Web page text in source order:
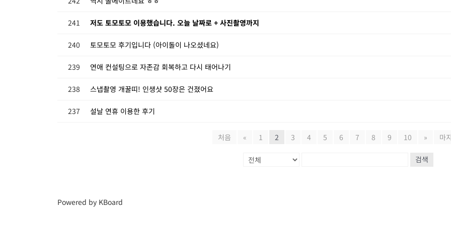
241 저도 토모토모 이용했습니다. 오늘 날짜로 + 사진촬영까지
240 토모토모 후기입니다 (아이돌이 나오셨네요)
239 연애 컨설팅으로 자존감 회복하고 다시 태어나기
238 스냅촬영 개꿀띠! 인생샷 50장은 건졌어요
237 설날 연휴 이용한 후기
처음 « 1 2 3 4 5 6 7 8 9 10 » 마
검색
Powered by KBoard